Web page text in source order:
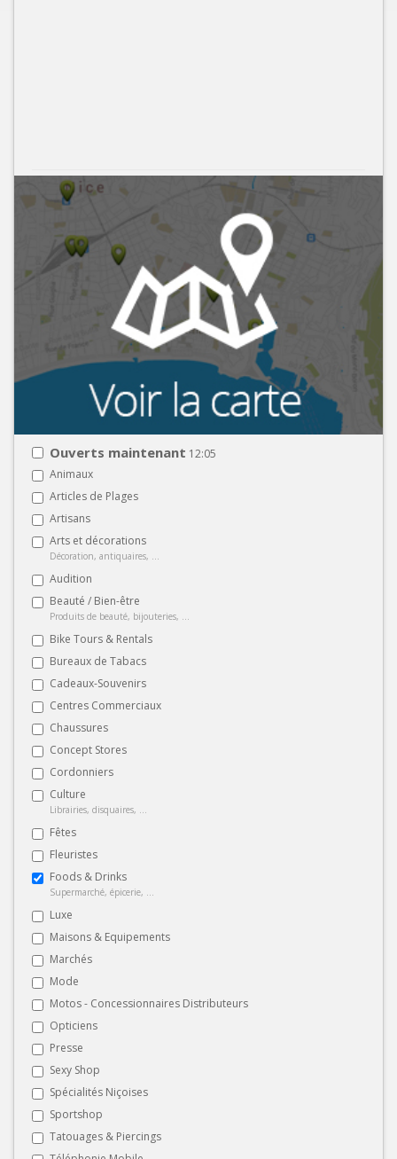
Ouverts maintenant 12:05
Animaux
Articles de Plages
Artisans
Arts et décorations
Décoration, antiquaires, ...
Audition
Beauté / Bien-être
Produits de beauté, bijouteries, ...
Bike Tours & Rentals
Bureaux de Tabacs
Cadeaux-Souvenirs
Centres Commerciaux
Chaussures
Concept Stores
Cordonniers
Culture
Librairies, disquaires, ...
Fêtes
Fleuristes
Foods & Drinks
Supermarché, épicerie, ...
Luxe
Maisons & Equipements
Marchés
Mode
Motos - Concessionnaires Distributeurs
Opticiens
Presse
Sexy Shop
Spécialités Niçoises
Sportshop
Tatouages & Piercings